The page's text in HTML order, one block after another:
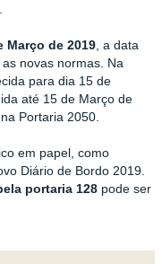
Março de 2019, a data
novas normas. Na
para dia 15 de
até 15 de Março de
Portaria 2050.
em papel, como
Diário de Bordo 2019.
portaria 128 pode ser